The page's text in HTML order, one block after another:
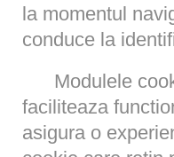
la momentul
conduce la
Modulele
faciliteaza
asigura o